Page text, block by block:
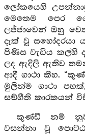
ලෝකයෙහි
මෙතෙම පෙර
ලජ්ජාවෙන් ඔහු
දැක් වූ සහෝදරයා
පිණිස වැඩිය කල්හි
ලද ඇදිලි ඇතිව
ආදී ගාථා කීහ.
මුලින්ම ගාථා
සඞ්ගීති කාරකයන්
කුණ්ඩී නම්
වසන්නා වූ